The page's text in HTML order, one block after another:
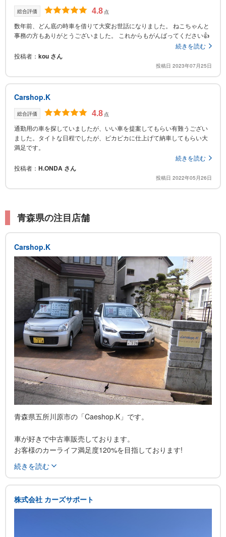
総合評価 4.8 点
数年前、どん底の時車を借りて大変お世話になりました。 ねこちゃんと
事務の方もありがとうございました。 これからもがんばってください👍
続きを読む
投稿者
kou さん
投稿日 2023年07月25日
Carshop.K
総合評価 4.8 点
通勤用の車を探していましたが、いい車を提案してもらい有難うござい
ました。タイトな日程でしたが、ピカピカに仕上げて納車してもらい大
満足です。
続きを読む
投稿者
H.ONDA さん
投稿日 2022年05月26日
青森県の注目店舗
Carshop.K
青森県五所川原市の「Caeshop.K」です。
車が好きで中古車販売しております。
お客様のカーライフ満足度120%を目指しております!
掲載車以外もお客様のご希望に応じてお探し出来ますのでお問
い合わせください。
ご購入後の中古車の保証もご用意ありますのでご安心くださ
い。
続きを読む
株式会社 カーズサポート